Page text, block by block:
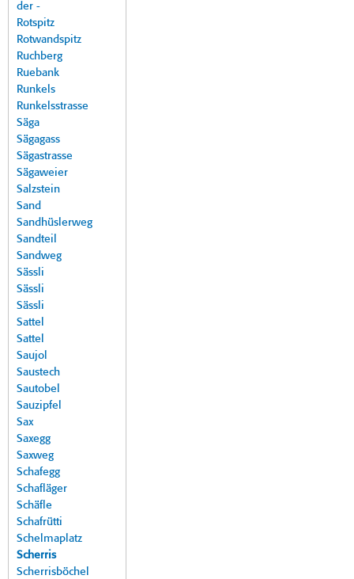
der -
Rotspitz
Rotwandspitz
Ruchberg
Ruebank
Runkels
Runkelsstrasse
Säga
Sägagass
Sägastrasse
Sägaweier
Salzstein
Sand
Sandhüslerweg
Sandteil
Sandweg
Sässli
Sässli
Sässli
Sattel
Sattel
Saujol
Saustech
Sautobel
Sauzipfel
Sax
Saxegg
Saxweg
Schafegg
Schafläger
Schäfle
Schafrütti
Schelmaplatz
Scherris
Scherrisböchel